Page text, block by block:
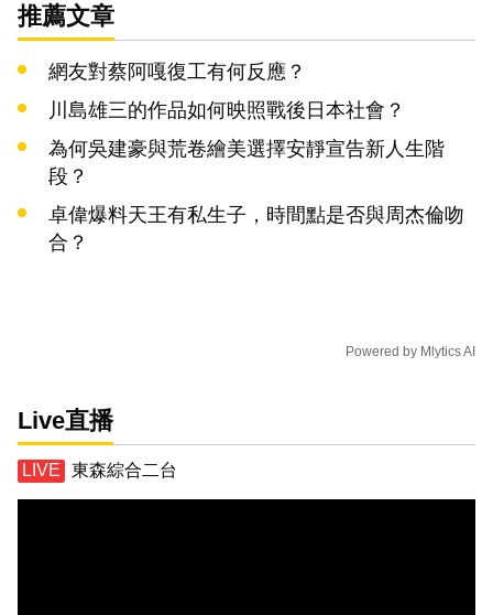
推薦文章
網友對蔡阿嘎復工有何反應？
川島雄三的作品如何映照戰後日本社會？
為何吳建豪與荒卷繪美選擇安靜宣告新人生階
段？
卓偉爆料天王有私生子，時間點是否與周杰倫吻
合？
Powered by Mlytics AI
Live直播
東森綜合二台